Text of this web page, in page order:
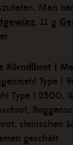
Man
, 11 g
Körndlbrot |
Type |
Type | 2500,
steirischen
geschält.